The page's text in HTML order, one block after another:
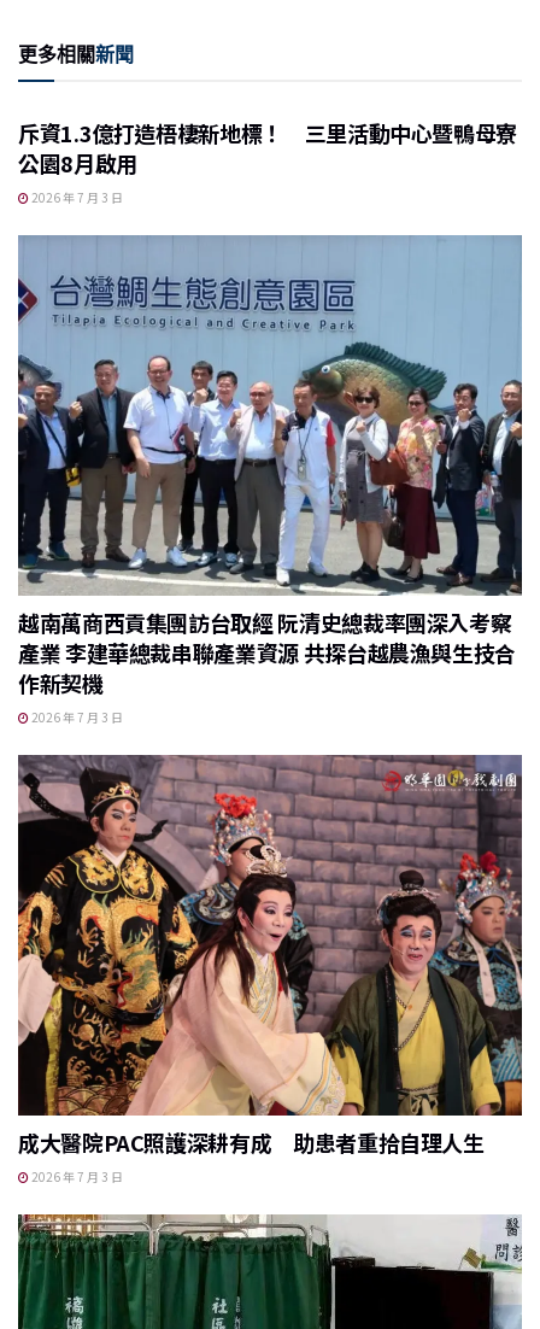
更多相關新聞
斥資1.3億打造梧棲新地標！ 三里活動中心暨鴨母寮
公園8月啟用
2026 年 7 月 3 日
越南萬商西貢集團訪台取經 阮清史總裁率團深入考察
產業 李建華總裁串聯產業資源 共探台越農漁與生技合
作新契機
2026 年 7 月 3 日
成大醫院PAC照護深耕有成 助患者重拾自理人生
2026 年 7 月 3 日